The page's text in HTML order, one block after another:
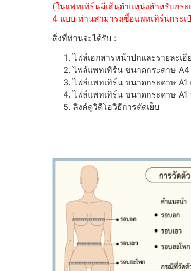
(ในแพทเทิร์นมีเส้นตำแหน่งสำหรับกระ
4 แบบ ท่านสามารถซื้อแพทเทิร์นกระเ
สิ่งที่ท่านจะได้รับ :
ไฟล์เอกสารหน้าปกและรายละเ
ไฟล์แพทเทิร์น ขนาดกระดาษ
ไฟล์แพทเทิร์น ขนาดกระดาษ
ไฟล์แพทเทิร์น ขนาดกระดาษ
ลิงค์ดูวิดีโอวิธีการตัดเย็บ